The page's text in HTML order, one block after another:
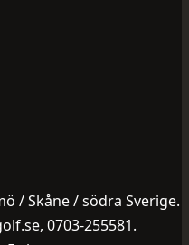
/ Skåne / södra Sverige.
0703-255581.